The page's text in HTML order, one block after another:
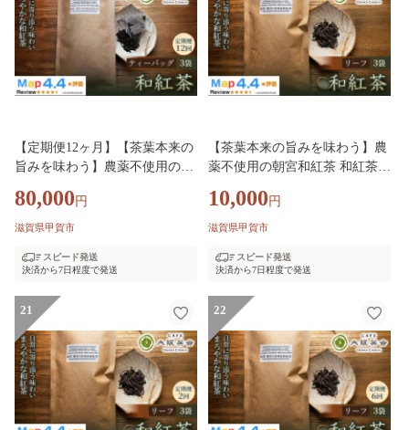
【定期便12ヶ月】【茶葉本来の
旨みを味わう】農薬不使用の朝
グ）×3袋 1セット 大阪茶会 朝
宮茶 ティータイム (173434-4004
80,000 円
滋賀県甲賀市
スピード発送
決済から7日程度で発送
【茶葉本来の旨みを味わう】農
薬不使用の朝宮和紅茶 和紅茶
会 国産茶葉 和紅茶 ティータイ
ム (173434-40040736)
10,000 円
滋賀県甲賀市
スピード発送
決済から7日程度で発送
21 22